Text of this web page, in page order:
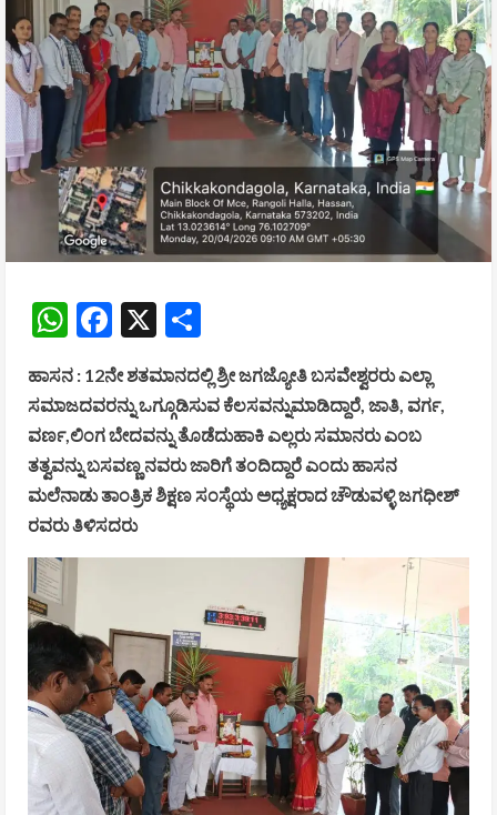
WhatsApp
Facebook
X
ಹಾಸನ : 12ನೇ ಶತಮಾನದಲ್ಲಿ ಶ್ರೀ ಜಗಜ್ಯೋತಿ ಬಸವೇಶ್ವರರು ಎಲ್ಲಾ
ಸಮಾಜದವರನ್ನು ಒಗ್ಗೂಡಿಸುವ ಕೆಲಸವನ್ನುಮಾಡಿದ್ದಾರೆ, ಜಾತಿ, ವರ್ಗ,
ವರ್ಣ,ಲಿಂಗ ಬೇದವನ್ನು ತೊಡೆದುಹಾಕಿ ಎಲ್ಲರು ಸಮಾನರು ಎಂಬ
ತತ್ವವನ್ನು ಬಸವಣ್ಣ ನವರು ಜಾರಿಗೆ ತಂದಿದ್ದಾರೆ ಎಂದು ಹಾಸನ
ಮಲೆನಾಡು ತಾಂತ್ರಿಕ ಶಿಕ್ಷಣ ಸಂಸ್ಥೆಯ ಅಧ್ಯಕ್ಷರಾದ ಚೌಡುವಳ್ಳಿ ಜಗಧೀಶ್
ರವರು ತಿಳಿಸದರು